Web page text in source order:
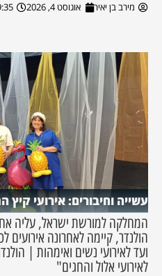
מירב בן יאיר אוגוסט 4, 2026 pm
עשייה וחיבורים: אירועי קיץ
המחלקה למורשת ישראל, עליה
הולנדר, קיימה לאחרונה אירועים
ועד לאירועי נשים ואימהות |
לאירועי אלול והחגים"